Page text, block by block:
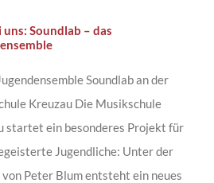
uns: Soundlab – das
Soundlab an der
Kreuzau Die Musikschule
startet ein besonderes Projekt für
Jugendliche: Unter der
Peter Blum entsteht ein neues